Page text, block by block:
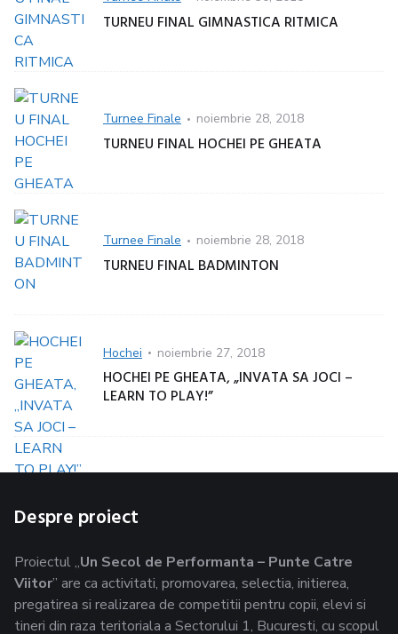
on
TURNEU FINAL GIMNASTICA RITMICA
Categorie
Turnee Finale
Posted
on
noiembrie 28, 2018
TURNEU FINAL HOCHEI PE GHEATA
Categorie
Turnee Finale
Posted
on
noiembrie 28, 2018
TURNEU FINAL BADMINTON
Categorie
Hochei
Posted
on
noiembrie 27, 2018
HOCHEI PE GHEATA, „INVATA SA JOCI –
LEARN TO PLAY!”
Despre proiect
Proiectul „Un Secol de Performanta – Punte Catre
Viitor” are ca activitati, promovarea, selectia, initierea,
pregatirea si realizarea de competitii pentru copii, elevi si
tineri din raza teritoriala a Sectorului 1, Bucuresti, cu scopul